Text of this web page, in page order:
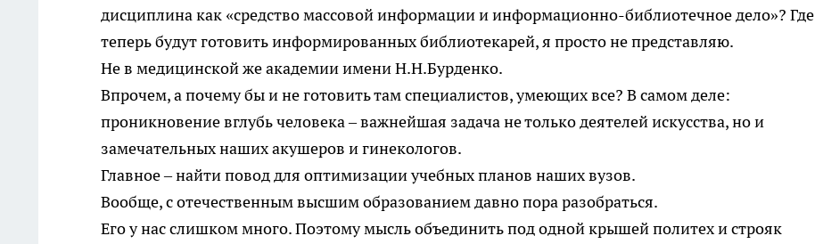
дисциплина как «средство массовой информации и информационно-библиотечное дело»? Где
теперь будут готовить информированных библиотекарей, я просто не представляю.
Не в медицинской же академии имени Н.Н.Бурденко.
Впрочем, а почему бы и не готовить там специалистов, умеющих все? В самом деле:
проникновение вглубь человека – важнейшая задача не только деятелей искусства, но и
замечательных наших акушеров и гинекологов.
Главное – найти повод для оптимизации учебных планов наших вузов.
Вообще, с отечественным высшим образованием давно пора разобраться.
Его у нас слишком много. Поэтому мысль объединить под одной крышей политех и строяк